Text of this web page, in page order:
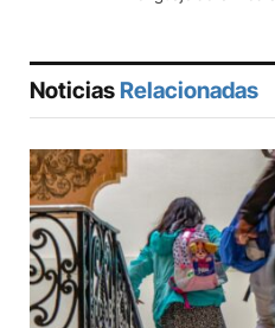
Noticias Relacionadas